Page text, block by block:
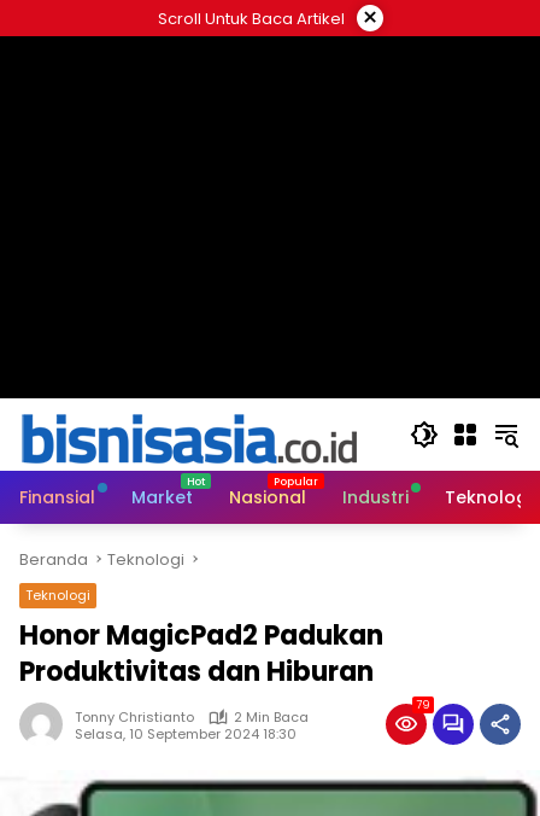
ke
Scroll Untuk Baca Artikel ×
Finansial Market Nasional Industri Teknologi
Beranda Teknologi
Teknologi
Honor MagicPad2 Padukan
Produktivitas dan Hiburan
Tonny Christianto
2 Min Baca
Selasa, 10 September 2024 18:30
79